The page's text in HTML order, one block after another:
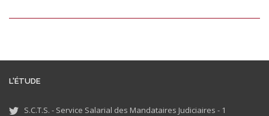
L'ÉTUDE
S.C.T.S. - Service Salarial des Mandataires Judiciaires - 1